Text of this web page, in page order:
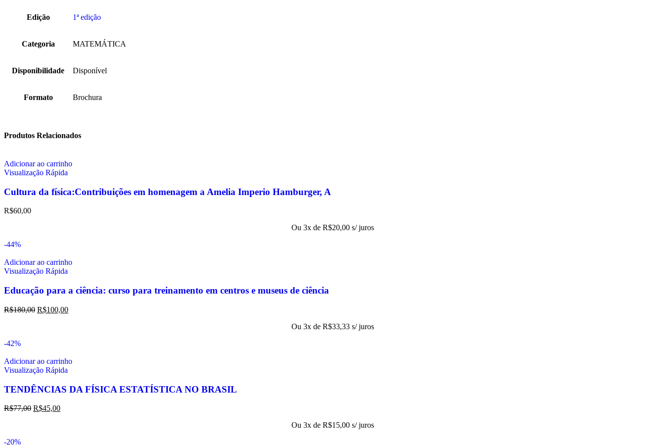
Edição 1ª edição
Categoria MATEMÁTICA
Disponibilidade Disponível
Formato Brochura
Produtos Relacionados
Adicionar ao carrinho
Visualização Rápida
Cultura da física:Contribuições em homenagem a Amelia Imperio Hamburger, A
R$60,00
Ou 3x de R$20,00 s/ juros
-44%
Adicionar ao carrinho
Visualização Rápida
Educação para a ciência: curso para treinamento em centros e museus de ciência
R$180,00 R$100,00
Ou 3x de R$33,33 s/ juros
-42%
Adicionar ao carrinho
Visualização Rápida
TENDÊNCIAS DA FÍSICA ESTATÍSTICA NO BRASIL
R$77,00 R$45,00
Ou 3x de R$15,00 s/ juros
-20%